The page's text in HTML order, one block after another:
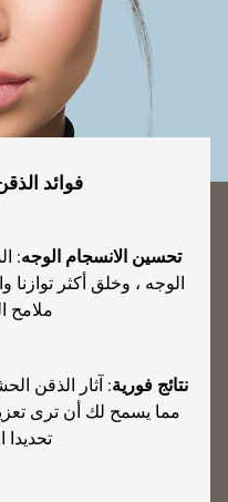
فوائد
تحسين الانسجام الوجه:
الوجه ، وخلق أكثر
ملامح
نتائج فورية: آثار الذقن
مما يسمح لك أن ترى تعزيز
تحديدا